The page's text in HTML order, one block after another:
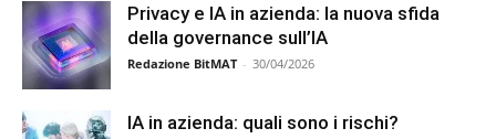
Privacy e IA in azienda: la nuova sfida
della governance sull’IA
Redazione BitMAT - 30/04/2026
IA in azienda: quali sono i rischi?